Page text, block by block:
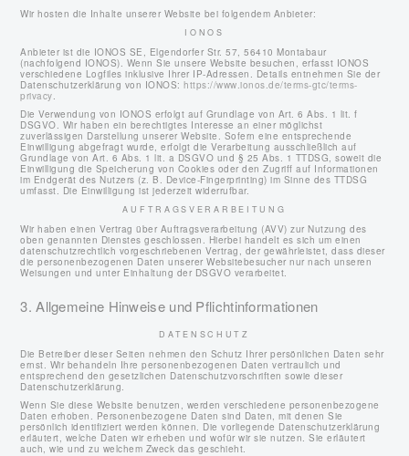
Wir hosten die Inhalte unserer Website bei folgendem Anbieter:
IONOS
Anbieter ist die IONOS SE, Elgendorfer Str. 57, 56410 Montabaur
(nachfolgend IONOS). Wenn Sie unsere Website besuchen, erfasst IONOS
verschiedene Logfiles inklusive Ihrer IP-Adressen. Details entnehmen Sie der
Datenschutzerklärung von IONOS:https://www.ionos.de/terms-gtc/terms-
privacy
Die Verwendung von IONOS erfolgt auf Grundlage von Art. 6 Abs. 1 lit. f
DSGVO. Wir haben ein berechtigtes Interesse an einer möglichst
zuverlässigen Darstellung unserer Website. Sofern eine entsprechende
Einwilligung abgefragt wurde, erfolgt die Verarbeitung ausschließlich auf
Grundlage von Art. 6 Abs. 1 lit. a DSGVO und § 25 Abs. 1 TTDSG, soweit die
Einwilligung die Speicherung von Cookies oder den Zugriff auf Informationen
im Endgerät des Nutzers (z. B. Device-Fingerprinting) im Sinne des TTDSG
umfasst. Die Einwilligung ist jederzeit widerrufbar.
AUFTRAGSVERARBEITUNG
Wir haben einen Vertrag über Auftragsverarbeitung (AVV) zur Nutzung des
oben genannten Dienstes geschlossen. Hierbei handelt es sich um einen
datenschutzrechtlich vorgeschriebenen Vertrag, der gewährleistet, dass dieser
die personenbezogenen Daten unserer Websitebesucher nur nach unseren
Weisungen und unter Einhaltung der DSGVO verarbeitet.
3. Allgemeine Hinweise und Pflicht­informationen
DATENSCHUTZ
Die Betreiber dieser Seiten nehmen den Schutz Ihrer persönlichen Daten sehr
ernst. Wir behandeln Ihre personenbezogenen Daten vertraulich und
entsprechend den gesetzlichen Datenschutzvorschriften sowie dieser
Datenschutzerklärung.
Wenn Sie diese Website benutzen, werden verschiedene personenbezogene
Daten erhoben. Personenbezogene Daten sind Daten, mit denen Sie
persönlich identifiziert werden können. Die vorliegende Datenschutzerklärung
erläutert, welche Daten wir erheben und wofür wir sie nutzen. Sie erläutert
auch, wie und zu welchem Zweck das geschieht.